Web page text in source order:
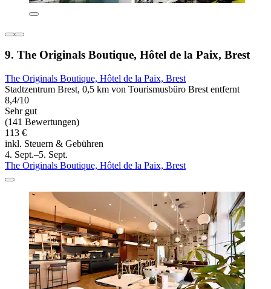
9. The Originals Boutique, Hôtel de la Paix, Brest
The Originals Boutique, Hôtel de la Paix, Brest
Stadtzentrum Brest, 0,5 km von Tourismusbüro Brest entfernt
8,4/10
Sehr gut
(141 Bewertungen)
113 €
inkl. Steuern & Gebühren
4. Sept.–5. Sept.
The Originals Boutique, Hôtel de la Paix, Brest